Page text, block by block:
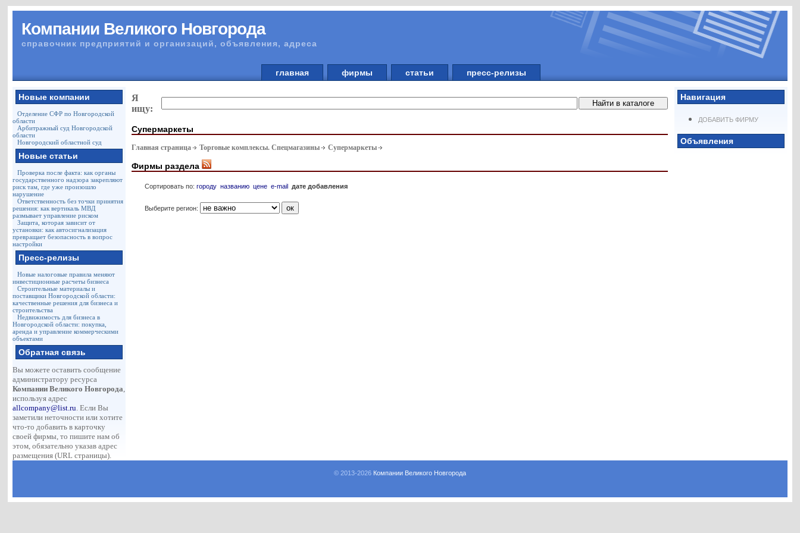
Компании Великого Новгорода
справочник предприятий и организаций, объявления, адреса
главная фирмы статьи пресс-релизы
Новые компании
Отделение СФР по Новгородской
области
Арбитражный суд Новгородской
области
Новгородский областной суд
Новые статьи
Проверка после факта: как органы
государственного надзора закрепляют
риск там, где уже произошло
нарушение
Ответственность без точки принятия
решения: как вертикаль МВД
размывает управление риском
Защита, которая зависит от
установки: как автосигнализация
превращает безопасность в вопрос
настройки
Пресс-релизы
Новые налоговые правила меняют
инвестиционные расчеты бизнеса
Строительные материалы и
поставщики Новгородской области:
качественные решения для бизнеса и
строительства
Недвижимость для бизнеса в
Новгородской области: покупка,
аренда и управление коммерческими
объектами
Обратная связь
Вы можете оставить сообщение
администратору ресурса
Компании Великого Новгорода,
используя адрес
allcompany@list.ru. Если Вы
заметили неточности или хотите
что-то добавить в карточку
своей фирмы, то пишите нам об
этом, обязательно указав адрес
размещения (URL страницы).
Навигация
ДОБАВИТЬ ФИРМУ
Объявления
Я
ищу:
Супермаркеты
Главная страница Торговые комплексы. Спецмагазины Супермаркеты
Фирмы раздела
Сортировать по:городу названию цене e-mail дате добавления
Выберите регион:
© 2013-2026 Компании Великого Новгорода